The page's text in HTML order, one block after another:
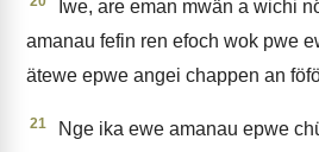
Iwe, are eman mwän a wichi
amanau fefin ren efoch wok pwe
ätewe epwe angei chappen an
21
Nge ika ewe amanau epwe